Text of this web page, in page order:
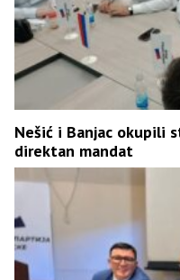
Nešić i Banjac okupili
direktan mandat